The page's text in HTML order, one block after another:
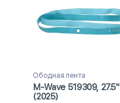
Ободная лента
M-Wave 519309, 27.5"
(2025)